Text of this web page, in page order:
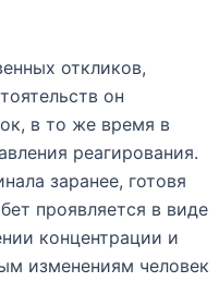
откликов,
он
в то же время в
реагирования.
заранее, готовя
проявляется в виде
концентрации и
изменениям человек